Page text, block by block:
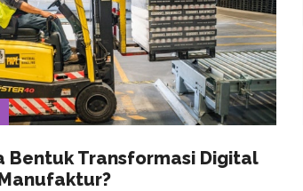
Bentuk Transformasi Digital